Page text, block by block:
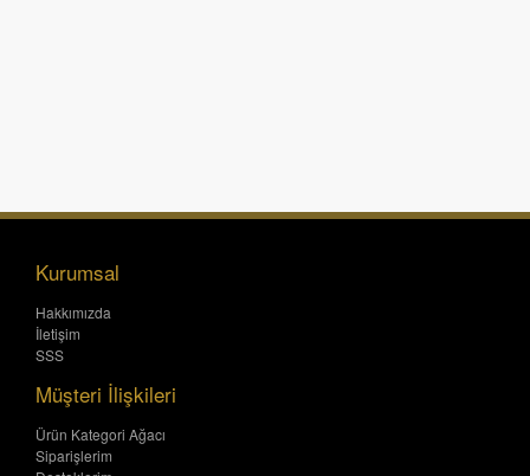
Kurumsal
Hakkımızda
İletişim
SSS
Müşteri İlişkileri
Ürün Kategori Ağacı
Siparişlerim